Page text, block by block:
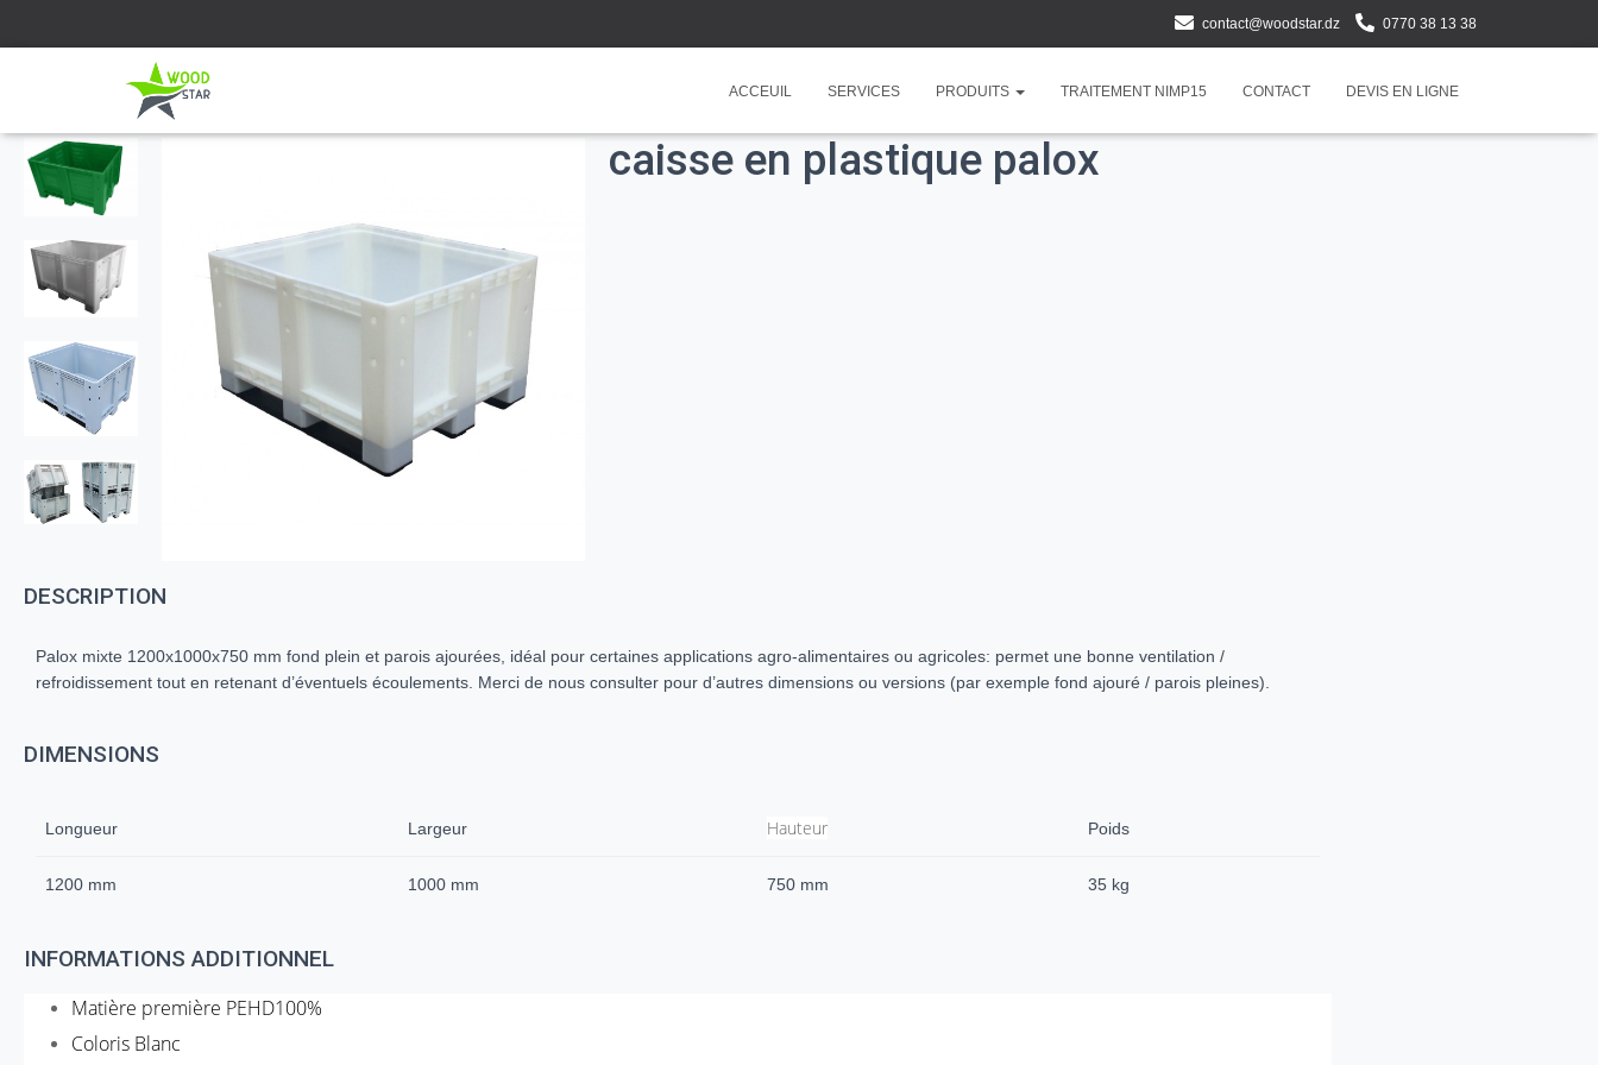
contact@woodstar.dz 0770 38 13 38
ACCEUIL SERVICES PRODUITS TRAITEMENT NIMP15 CONTACT DEVIS EN LIGNE
caisse en plastique palox
DESCRIPTION
Palox mixte 1200x1000x750 mm fond plein et parois ajourées, idéal pour certaines applications agro-alimentaires ou agricoles: permet une bonne ventilation /
refroidissement tout en retenant d’éventuels écoulements. Merci de nous consulter pour d’autres dimensions ou versions (par exemple fond ajouré / parois pleines).
DIMENSIONS
Longueur Largeur Hauteur Poids
1200 mm 1000 mm 750 mm 35 kg
INFORMATIONS ADDITIONNEL
Matière première PEHD100%
Coloris Blanc